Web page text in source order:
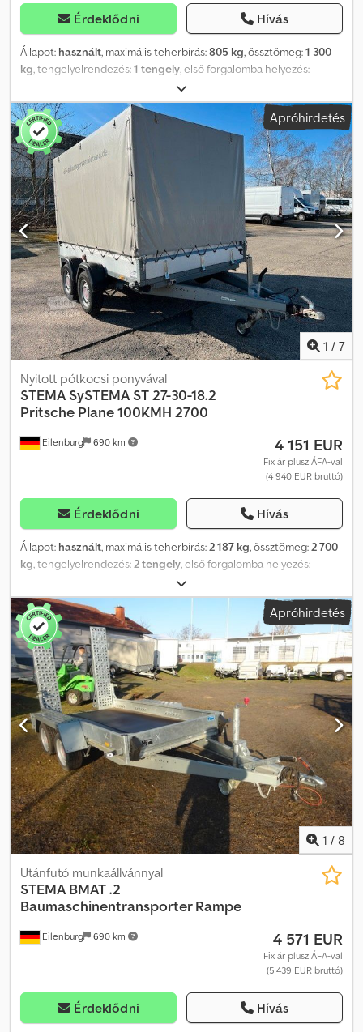
Érdeklődni Hívás
Állapot: használt, maximális teherbírás:805 kg, össztömeg:1 300
kg, tengelyelrendezés:1 tengely, első forgalomba helyezés:
2 550 mm, rakodótér szélesség:
raktérmagasság:1 840 mm, teljes szélesség:2 030 mm, teljes
magasság:500 mm, A41 GW26GA00983 Zárt dobozos utánfutó,
gyártó: STEMA, STPK .1.P18.1 Csdpfjyqdq Tex Abxjrf Lejtő rámpa, P-
Box, első forgalomba helyezés: 2025.03.21., megengedett
össztömeg: 1.300 kg, ráfutófékes, 100 km/h Jármű nincs felkészítve
Az adatok tévedés és közbenső értékesítés jogát fenntartjuk.
Apróhirdetés
1 / 7
Eilenburg 690 km
Nyitott pótkocsi ponyvával
STEMA SySTEMA ST 27-30-18.2
Pritsche Plane 100KMH 2700
4 151 EUR
Fix ár plusz ÁFA-val
(4 940 EUR bruttó)
Érdeklődni Hívás
Állapot: használt, maximális teherbírás: 2 187 kg, össztömeg: 2 700
kg , tengelyelrendezés: 2 tengely , első forgalomba helyezés:
3 010 mm, rakodótér szélesség:
raktérmagasság:350 mm, teljes szélesség:2 290 mm, teljes
magasság: 2 785 mm, A48 GW26000051 Csdpfx Abjytzuboxorf
Alacsony rakterű pótkocsi, gyártó: STEMA, típus: SySTEMA ST 27-
30-18.2, ponyvával és Premium felépítménnyel 150 cm (185 cm
belmagasság), megengedett össztömeg: 2.700 kg, ráfutófék, 100
km/h A tévedés és előzetes értékesítés jogát fenntartjuk.
Apróhirdetés
1 / 8
Eilenburg 690 km
Utánfutó munkaállvánnyal
STEMA BMAT .2
Baumaschinentransporter Rampe
4 571 EUR
Fix ár plusz ÁFA-val
(5 439 EUR bruttó)
Érdeklődni Hívás